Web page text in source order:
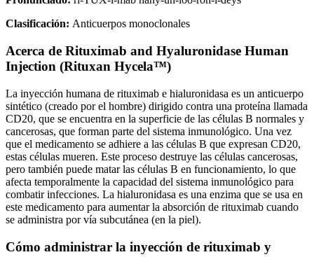
Clasificación: Anticuerpos monoclonales
Acerca de Rituximab and Hyaluronidase Human
Injection (Rituxan Hycela™)
La inyección humana de rituximab e hialuronidasa es un anticuerpo
sintético (creado por el hombre) dirigido contra una proteína llamada
CD20, que se encuentra en la superficie de las células B normales y
cancerosas, que forman parte del sistema inmunológico. Una vez
que el medicamento se adhiere a las células B que expresan CD20,
estas células mueren. Este proceso destruye las células cancerosas,
pero también puede matar las células B en funcionamiento, lo que
afecta temporalmente la capacidad del sistema inmunológico para
combatir infecciones. La hialuronidasa es una enzima que se usa en
este medicamento para aumentar la absorción de rituximab cuando
se administra por vía subcutánea (en la piel).
Cómo administrar la inyección de rituximab y